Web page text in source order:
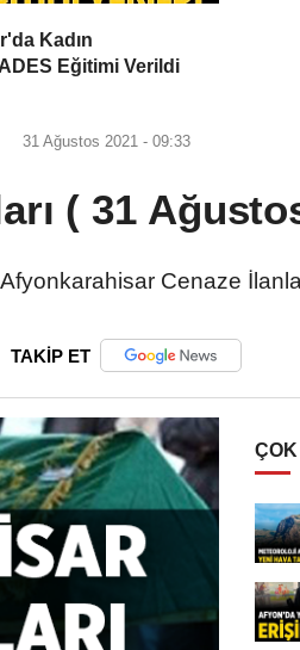
Kadın
Eğitimi Verildi
31 Ağustos 2021 - 09:33
( 31
Cenaze
TAKİP ET